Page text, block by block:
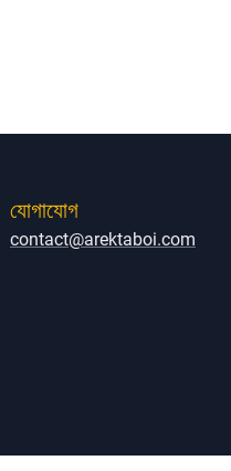
যোগাযোগ
contact@arektaboi.com